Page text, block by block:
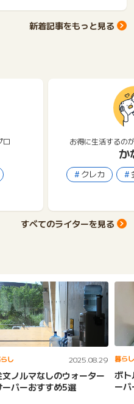
新着記事をもっと見る
ロ お得に生活するの
か
クレカ
すべてのライターを見る
し 2025.08.29
文ノルマなしのウォーター
ーバーおすすめ5選
暮ら
ボ
ー